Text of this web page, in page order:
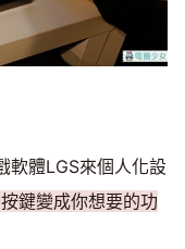
軟體LGS來個人化設
鍵變成你想要的功